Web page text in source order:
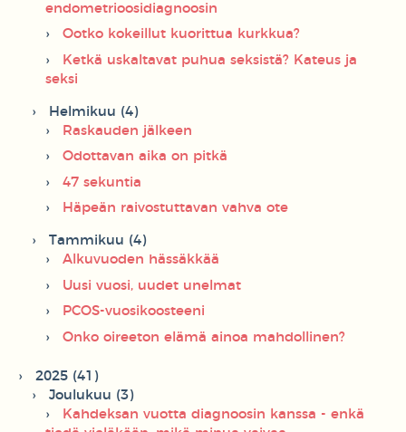
endometrioosidiagnoosin
Ootko kokeillut kuorittua kurkkua?
Ketkä uskaltavat puhua seksistä? Kateus ja
seksi
Helmikuu (4)
Raskauden jälkeen
Odottavan aika on pitkä
47 sekuntia
Häpeän raivostuttavan vahva ote
Tammikuu (4)
Alkuvuoden hässäkkää
Uusi vuosi, uudet unelmat
PCOS-vuosikoosteeni
Onko oireeton elämä ainoa mahdollinen?
2025 (41)
Joulukuu (3)
Kahdeksan vuotta diagnoosin kanssa - enkä